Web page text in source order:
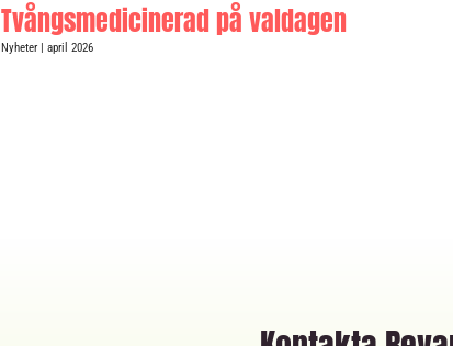
Tvångsmedicinerad på valdagen
Nyheter| april 2026